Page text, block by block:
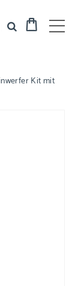
Kit mit